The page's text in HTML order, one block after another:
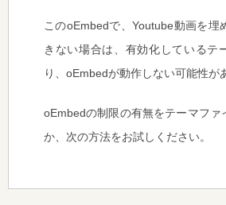
このoEmbedで、Youtube動画を埋
きない場合は、有効化しているテ
り、oEmbedが動作しない可能性が
oEmbedの制限の有無をテーマファ
か、次の方法をお試しください。